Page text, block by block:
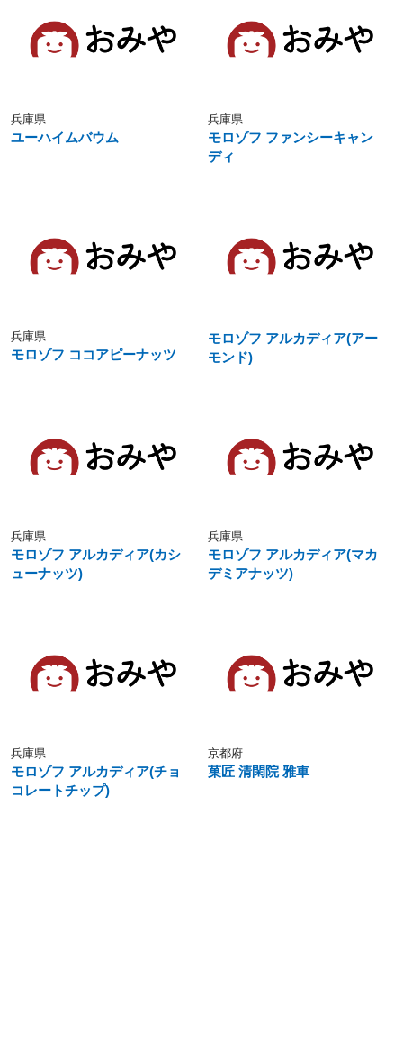
兵庫県
ユーハイムバウム
兵庫県
モロゾフ ファンシーキャン
ディ
兵庫県
モロゾフ ココアピーナッツ
モロゾフ アルカディア(アー
モンド)
兵庫県
モロゾフ アルカディア(カシ
ューナッツ)
兵庫県
モロゾフ アルカディア(マカ
デミアナッツ)
兵庫県
モロゾフ アルカディア(チョ
コレートチップ)
京都府
菓匠 清閑院 雅車